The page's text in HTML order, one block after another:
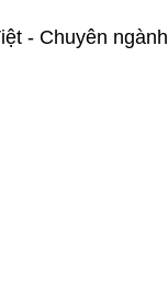
- Chuyên ngành